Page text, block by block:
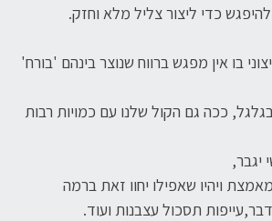
כדי ליצור צליל מלא וחזק.
בו אין מפגש ברווח שנוצר בינהם 'בורח'
ככה גם הקול שלנו עם כמויות רבות
יגבר,
ויהיו שאפילו יחוו זאת ברמה
תסכול עצבנות ועוד.